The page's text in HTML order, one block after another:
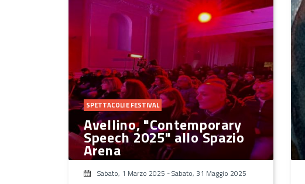
SPETTACOLI E FESTIVAL
Avellino, "Contemporary
Speech 2025" allo Spazio
Arena
Sabato, 1 Marzo 2025 -Sabato, 31 Maggio 2025